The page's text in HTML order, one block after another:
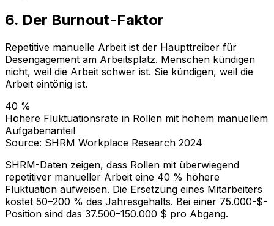
6. Der Burnout-Faktor
Repetitive manuelle Arbeit ist der Haupttreiber für
Desengagement am Arbeitsplatz. Menschen kündigen
nicht, weil die Arbeit schwer ist. Sie kündigen, weil die
Arbeit eintönig ist.
40 %
Höhere Fluktuationsrate in Rollen mit hohem manuellem
Aufgabenanteil
Source: SHRM Workplace Research 2024
SHRM-Daten zeigen, dass Rollen mit überwiegend
repetitiver manueller Arbeit eine 40 % höhere
Fluktuation aufweisen. Die Ersetzung eines Mitarbeiters
kostet 50–200 % des Jahresgehalts. Bei einer 75.000-$-
Position sind das 37.500–150.000 $ pro Abgang.